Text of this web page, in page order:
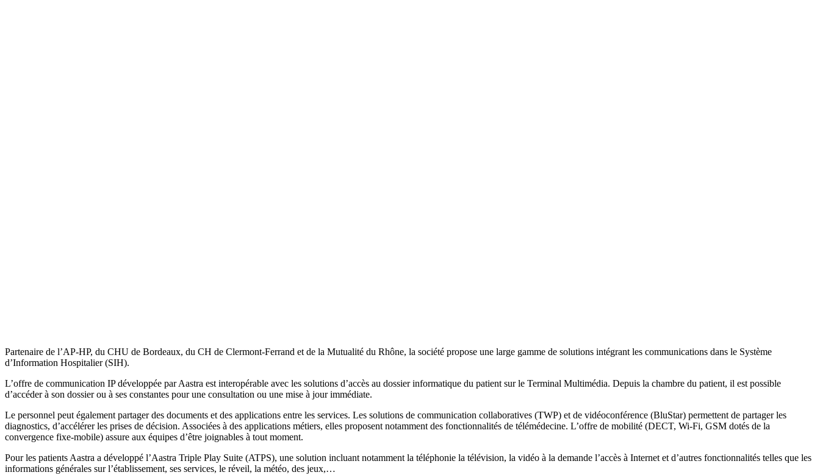
Partenaire de l’AP-HP, du CHU de Bordeaux, du CH de Clermont-Ferrand et de la Mutualité du Rhône, la société propose une large gamme de solutions intégrant les communications dans le Système
d’Information Hospitalier (SIH).
L’offre de communication IP développée par Aastra est interopérable avec les solutions d’accès au dossier informatique du patient sur le Terminal Multimédia. Depuis la chambre du patient, il est possible
d’accéder à son dossier ou à ses constantes pour une consultation ou une mise à jour immédiate.
Le personnel peut également partager des documents et des applications entre les services. Les solutions de communication collaboratives (TWP) et de vidéoconférence (BluStar) permettent de partager les
diagnostics, d’accélérer les prises de décision. Associées à des applications métiers, elles proposent notamment des fonctionnalités de télémédecine. L’offre de mobilité (DECT, Wi-Fi, GSM dotés de la
convergence fixe-mobile) assure aux équipes d’être joignables à tout moment.
Pour les patients Aastra a développé l’Aastra Triple Play Suite (ATPS), une solution incluant notamment la téléphonie la télévision, la vidéo à la demande l’accès à Internet et d’autres fonctionnalités telles que les
informations générales sur l’établissement, ses services, le réveil, la météo, des jeux,…